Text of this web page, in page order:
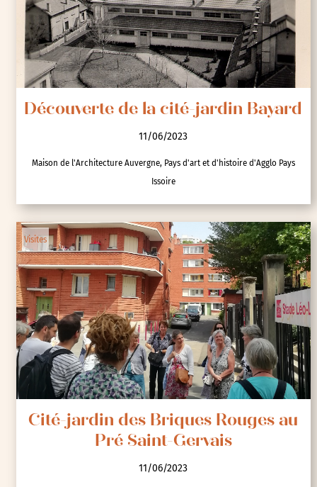
Découverte de la cité-jardin Bayard
11/06/2023
Maison de l'Architecture Auvergne, Pays d'art et d'histoire d'Agglo Pays
Issoire
Visites
Cité-jardin des Briques Rouges au
Pré Saint-Gervais
11/06/2023